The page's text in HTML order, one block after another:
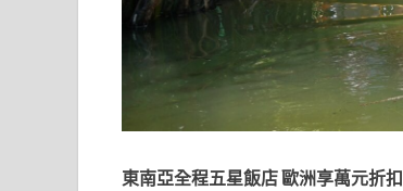
東南亞全程五星飯店 歐洲享萬元折扣